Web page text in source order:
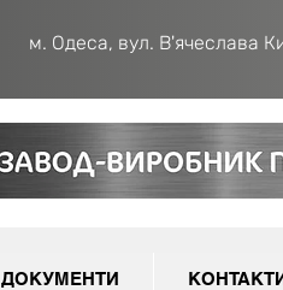
м. Одеса, вул. В'ячеслава
ДОКУМЕНТИ